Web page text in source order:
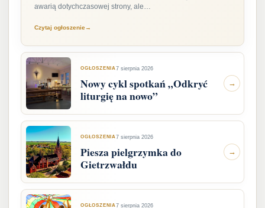
awarią dotychczasowej strony, ale…
Czytaj ogłoszenie→
OGŁOSZENIA 7 sierpnia 2026
Nowy cykl spotkań „Odkryć
liturgię na nowo”
→
OGŁOSZENIA 7 sierpnia 2026
Piesza pielgrzymka do
Gietrzwałdu
→
OGŁOSZENIA 7 sierpnia 2026